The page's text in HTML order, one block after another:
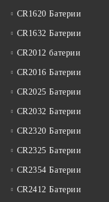
CR1620 Батерии
CR1632 Батерии
CR2012 батерии
CR2016 Батерии
CR2025 Батерии
CR2032 Батерии
CR2320 Батерии
CR2325 Батерии
CR2354 Батерии
CR2412 Батерии